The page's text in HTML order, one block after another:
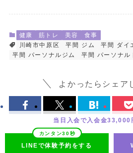
健康 筋トレ 美容
食事
川崎市中原区
平間 ジム
平間 ダイ
平間 パーソナルジム
平間 パーソナル
よかったらシェア
当日入会で入会金
LINEで体験予約をする